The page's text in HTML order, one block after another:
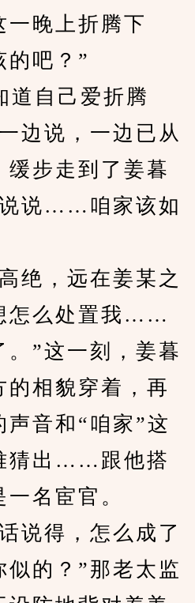
一晚上折腾下
的吧？”
自己爱折腾
边说，一边已从
缓步走到了姜暮
说……咱家该如
，远在姜某之
怎么处置我……
”这一刻，姜暮
的相貌穿着，再
音和“咱家”这
猜出……跟他搭
名宦官。
得，怎么成了
的？”那老太监